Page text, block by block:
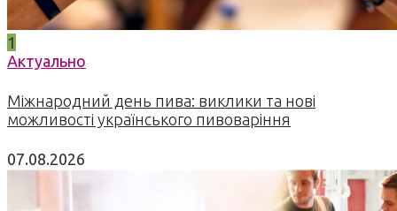
1
Актуально
Міжнародний день пива: виклики та нові
можливості українського пивоваріння
07.08.2026